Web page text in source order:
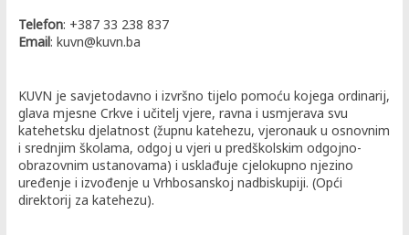
Telefon: +387 33 238 837
Email: kuvn@kuvn.ba
KUVN je savjetodavno i izvršno tijelo pomoću kojega ordinarij,
glava mjesne Crkve i učitelj vjere, ravna i usmjerava svu
katehetsku djelatnost (župnu katehezu, vjeronauk u osnovnim
i srednjim školama, odgoj u vjeri u predškolskim odgojno-
obrazovnim ustanovama) i usklađuje cjelokupno njezino
uređenje i izvođenje u Vrhbosanskoj nadbiskupiji. (Opći
direktorij za katehezu).